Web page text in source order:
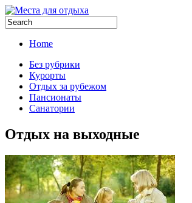
Home
Без рубрики
Курорты
Отдых за рубежом
Пансионаты
Санатории
Отдых на выходные